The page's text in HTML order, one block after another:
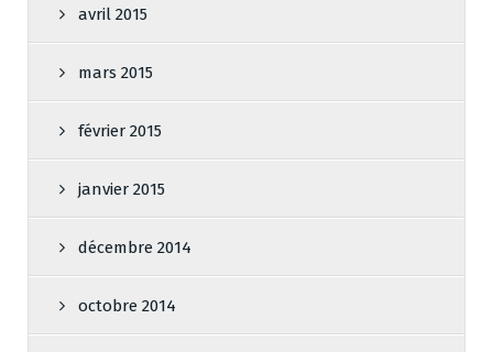
avril 2015
mars 2015
février 2015
janvier 2015
décembre 2014
octobre 2014